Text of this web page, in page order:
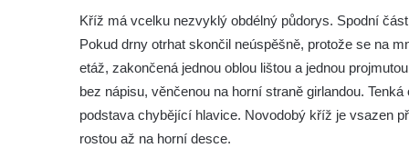
Kříž na rozcestí v Záluží
Kříž v ulici V Zátiší v Dobříni
Boží muka u domu čp. 392 na rohu ulic Na
Hradčanech a Palackého v Roudnici nad
Labem
Kříž má vcelku nezvyklý obdélný půdorys. Spodní
Pokud drny otrhat skončil neúspěšně, protože se na
etáž, zakončená jednou oblou lištou a jednou
bez nápisu, věnčenou na horní straně girlandou.
podstava chybějící hlavice. Novodobý kříž je vsazen
rostou až na horní desce.